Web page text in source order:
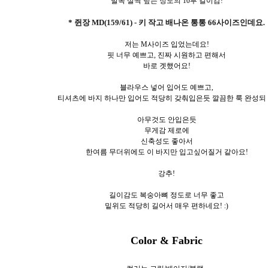
* 쥔장 MD(159/61) - 키 작고 배나온 통통 66사이즈인데요.
저는 M사이즈 입었는데요!
핏 너무 예쁘고, 진짜 시원하고 편해서
바로 겟했어요!
블라우스 넣어 입어도 예쁘고,
티셔츠에 바지 하나만 입어도 적당히 갖춰입은듯 깔끔한 룩 완성
아무것도 안입은듯
무게감 제로에
신축성도 좋아서
한여름 무더위에도 이 바지만 입고싶어질거 같아요!
강추!
길이감도 복숭아뼈 정도로 너무 좋고
밑위도 적당히 길어서 매우 편하네요! :)
Color & Fabric